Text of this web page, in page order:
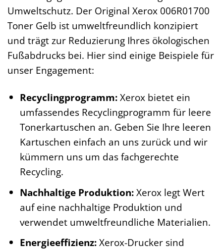
Umweltschutz. Der Original Xerox 006R01700
Toner Gelb ist umweltfreundlich konzipiert
und trägt zur Reduzierung Ihres ökologischen
Fußabdrucks bei. Hier sind einige Beispiele für
unser Engagement:
Recyclingprogramm:Xerox bietet ein
umfassendes Recyclingprogramm für leere
Tonerkartuschen an. Geben Sie Ihre leeren
Kartuschen einfach an uns zurück und wir
kümmern uns um das fachgerechte
Recycling.
Nachhaltige Produktion:Xerox legt Wert
auf eine nachhaltige Produktion und
verwendet umweltfreundliche Materialien.
Energieeffizienz:Xerox-Drucker sind